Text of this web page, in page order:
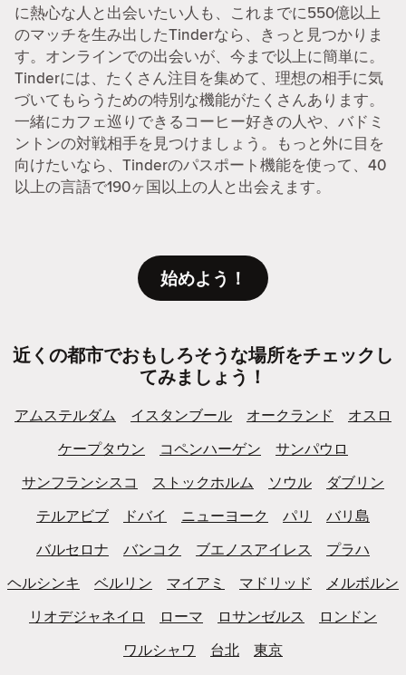
に熱心な人と出会いたい人も、これまでに550億以上
のマッチを生み出したTinderなら、きっと見つかりま
す。オンラインでの出会いが、今まで以上に簡単に。
Tinderには、たくさん注目を集めて、理想の相手に気
づいてもらうための特別な機能がたくさんあります。
一緒にカフェ巡りできるコーヒー好きの人や、バドミ
ントンの対戦相手を見つけましょう。もっと外に目を
向けたいなら、Tinderのパスポート機能を使って、40
以上の言語で190ヶ国以上の人と出会えます。
始めよう！
近くの都市でおもしろそうな場所をチェックし
てみましょう！
アムステルダム イスタンブール オークランド
オスロ
ケープタウン
コペンハーゲン
サンパウロ
サンフランシスコ
ストックホルム ソウル
ダブリン
テルアビブ
ドバイ ニューヨーク パリ
バリ島
バルセロナ
バンコク ブエノスアイレス
プラハ
ヘルシンキ
ベルリン マイアミ マドリッド
メルボルン
リオデジャネイロ
ローマ ロサンゼルス
ロンドン
ワルシャワ
台北 東京